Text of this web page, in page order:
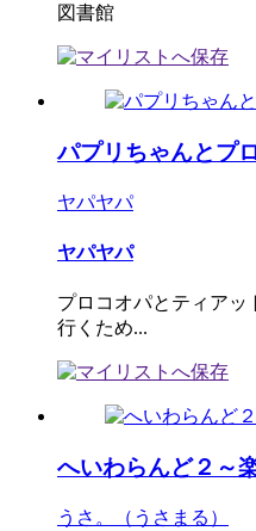
図書館
パプリちゃんとプ
ヤパヤパ
ヤパヤパ
プロコオパとティアッ
行くため...
へいわらんど２～
うさ。（うさまる）